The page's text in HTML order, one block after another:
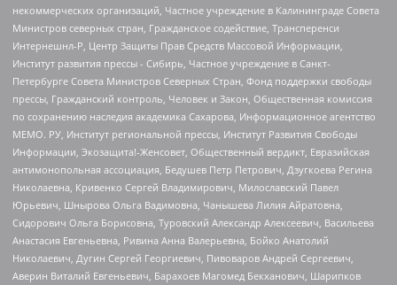
некоммерческих организаций, Частное учреждение в Калининграде Совета
Министров северных стран, Гражданское содействие, Трансперенси
Интернешнл-Р, Центр Защиты Прав Средств Массовой Информации,
Институт развития прессы - Сибирь, Частное учреждение в Санкт-
Петербурге Совета Министров Северных Стран, Фонд поддержки свободы
прессы, Гражданский контроль, Человек и Закон, Общественная комиссия
по сохранению наследия академика Сахарова, Информационное агентство
МЕМО. РУ, Институт региональной прессы, Институт Развития Свободы
Информации, Экозащита!-Женсовет, Общественный вердикт, Евразийская
антимонопольная ассоциация, Бедушев Петр Петрович, Дзугкоева Регина
Николаевна, Кривенко Сергей Владимирович, Милославский Павел
Юрьевич, Шнырова Ольга Вадимовна, Чанышева Лилия Айратовна,
Сидорович Ольга Борисовна, Туровский Александр Алексеевич, Васильева
Анастасия Евгеньевна, Ривина Анна Валерьевна, Бойко Анатолий
Николаевич, Дугин Сергей Георгиевич, Пивоваров Андрей Сергеевич,
Аверин Виталий Евгеньевич, Барахоев Магомед Бекханович, Шарипков